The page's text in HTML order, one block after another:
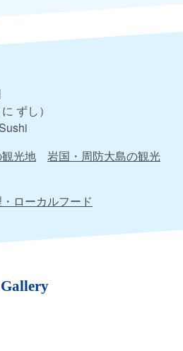
ずし）
光地
岩国・周防大島の観光
ローカルフード
Gallery